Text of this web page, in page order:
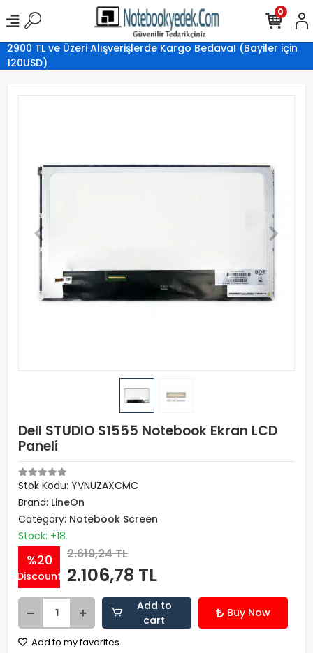
2900 TL ve Üzeri Alışverişlerde Kargo Bedava! (Bayiler için
120USD)
0
Dell STUDIO S1555 Notebook Ekran LCD
Paneli
Stok Kodu: YVNUZAXCMC
Brand: LineOn
Category: Notebook Screen
Stock: +18
%20
Discount
2.619,24 TL
2.106,78 TL
Add to
cart
Buy Now
Add to my favorites